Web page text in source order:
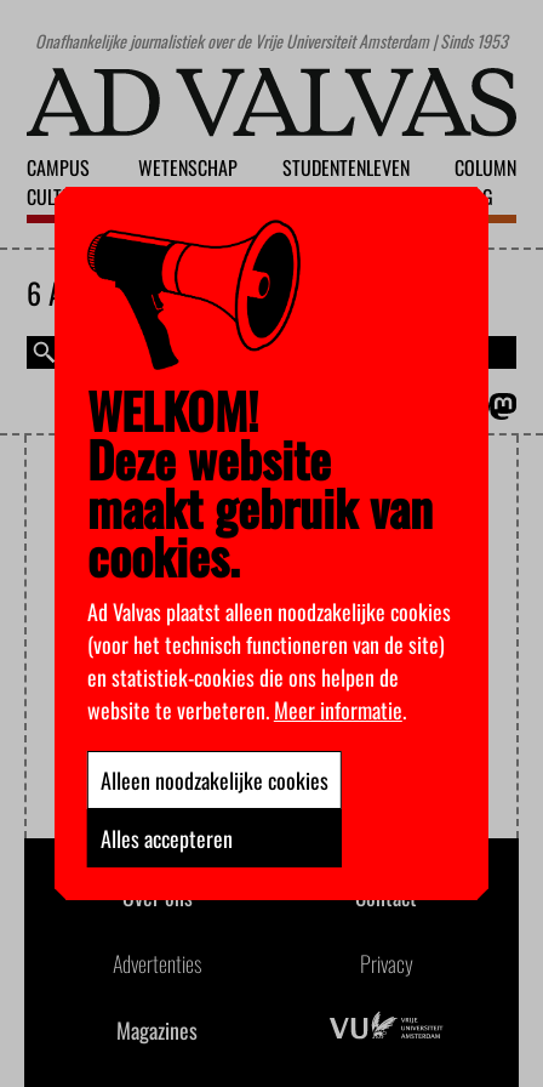
Onafhankelijke journalistiek over de Vrije Universiteit Amsterdam | Sinds 1953
CAMPUS
CULTUUR
WETENSCHAP
STUDENTENLEVEN
COLUMN
BLOG
6 AUGUSTUS 2026
FNV JONG
Over ons Contact
Advertenties Privacy
Magazines
WELKOM!
Deze website
maakt gebruik van
cookies.
Ad Valvas plaatst alleen noodzakelijke cookies
(voor het technisch functioneren van de site)
en statistiek-cookies die ons helpen de
website te verbeteren.Meer informatie.
Alleen noodzakelijke cookies
Alles accepteren